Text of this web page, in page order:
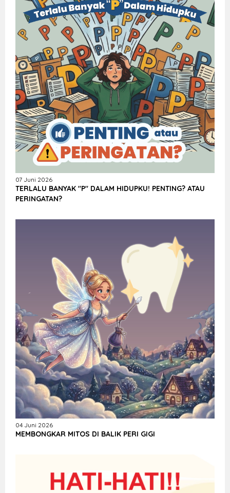
07 Juni 2026
TERLALU BANYAK "P" DALAM HIDUPKU! PENTING? ATAU
PERINGATAN?
04 Juni 2026
MEMBONGKAR MITOS DI BALIK PERI GIGI